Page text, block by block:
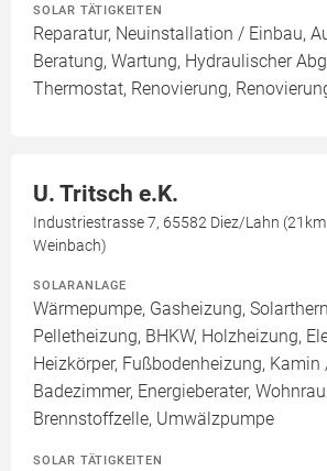
SOLAR TÄTIGKEITEN
Reparatur, Neuinstallation / Einbau,
Beratung, Wartung, Hydraulischer
Thermostat, Renovierung,
U. Tritsch e.K.
Industriestrasse 7, 65582 Diez/Lahn
Weinbach)
SOLARANLAGE
Wärmepumpe, Gasheizung,
Pelletheizung, BHKW, Holzheizung,
Heizkörper, Fußbodenheizung, Kamin
Badezimmer, Energieberater,
Brennstoffzelle, Umwälzpumpe
SOLAR TÄTIGKEITEN